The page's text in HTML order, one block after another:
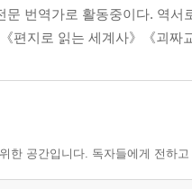
문 번역가로 활동중이다. 역
편지로 읽는 세계사》《괴
한 공간입니다. 독자들에게 전하